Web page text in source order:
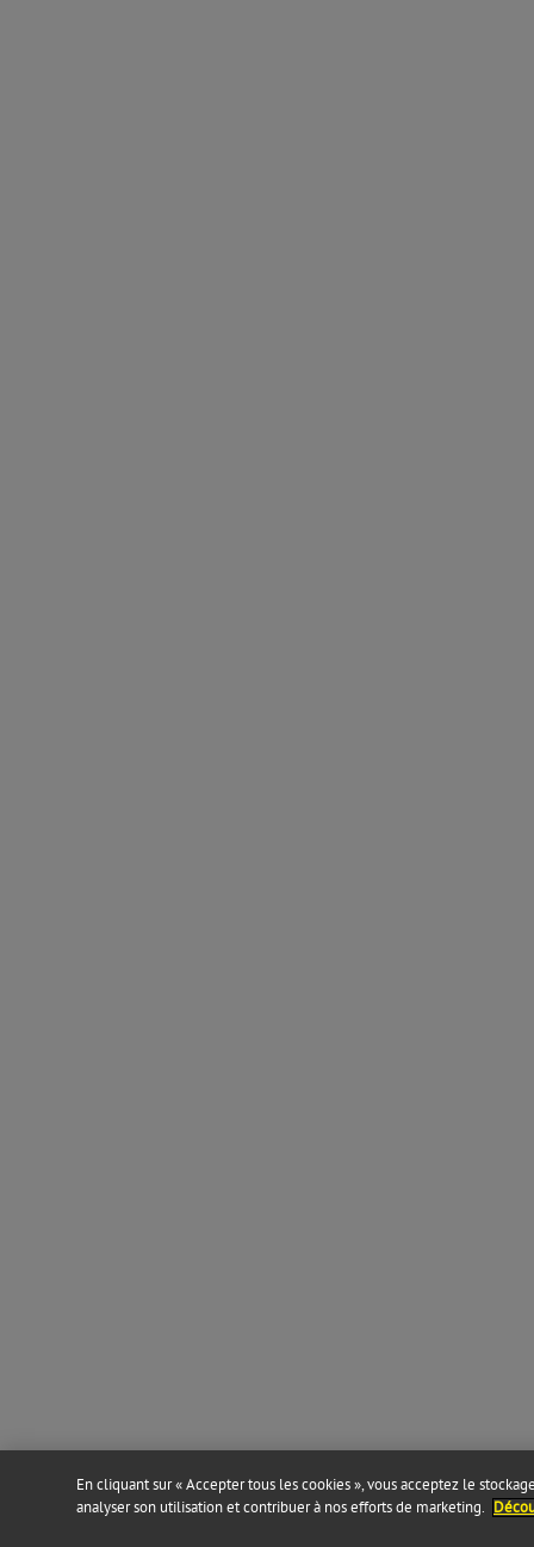
En cliquant sur « Accepter tous les cookies », vous acceptez le
analyser son utilisation et contribuer à nos efforts de marketing.